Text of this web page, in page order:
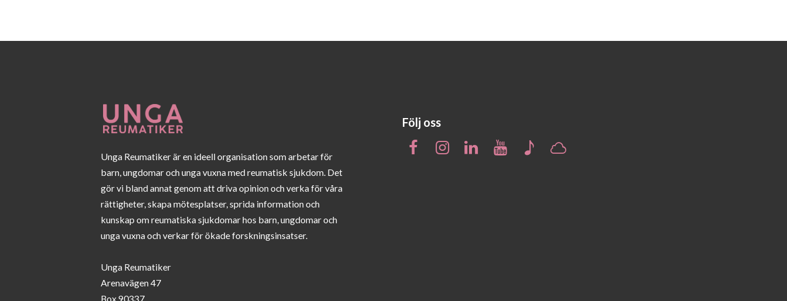
Unga Reumatiker är en ideell organisation som arbetar för
barn, ungdomar och unga vuxna med reumatisk sjukdom. Det
gör vi bland annat genom att driva opinion och verka för våra
rättigheter, skapa mötesplatser, sprida information och
kunskap om reumatiska sjukdomar hos barn, ungdomar och
unga vuxna och verkar för ökade forskningsinsatser.
Unga Reumatiker
Arenavägen 47
Box 90337
Följ oss